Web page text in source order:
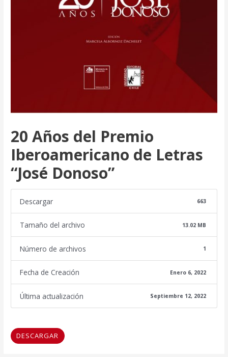
20 Años del Premio
Iberoamericano de Letras
“José Donoso”
Descargar 663
Tamaño del archivo 13.02 MB
Número de archivos 1
Fecha de Creación Enero 6, 2022
Última actualización Septiembre 12, 2022
DESCARGAR